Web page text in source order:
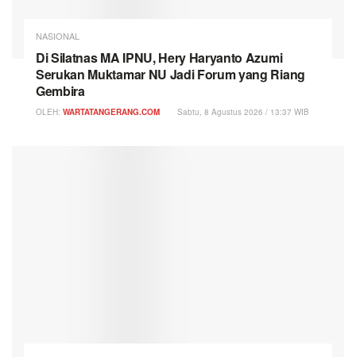
NASIONAL
Di Silatnas MA IPNU, Hery Haryanto Azumi
Serukan Muktamar NU Jadi Forum yang Riang
Gembira
OLEH: WARTATANGERANG.COM Sabtu, 8 Agustus 2026 / 13:37 WIB